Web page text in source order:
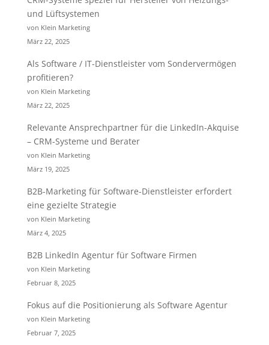
und Lüftsystemen
von Klein Marketing
März 22, 2025
Als Software / IT-Dienstleister vom Sondervermögen
profitieren?
von Klein Marketing
März 22, 2025
Relevante Ansprechpartner für die LinkedIn-Akquise
– CRM-Systeme und Berater
von Klein Marketing
März 19, 2025
B2B-Marketing für Software-Dienstleister erfordert
eine gezielte Strategie
von Klein Marketing
März 4, 2025
B2B LinkedIn Agentur für Software Firmen
von Klein Marketing
Februar 8, 2025
Fokus auf die Positionierung als Software Agentur
von Klein Marketing
Februar 7, 2025